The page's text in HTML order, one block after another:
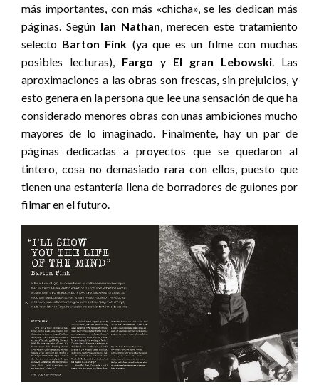
más importantes, con más «chicha», se les dedican más
páginas. Según Ian Nathan merecen este tratamiento
selecto Barton Fink (ya que es un filme con muchas
posibles lecturas), Fargo y El gran Lebowski . Las
aproximaciones a las obras son frescas, sin prejuicios, y
esto genera en la persona que lee una sensación de que ha
considerado menores obras con unas ambiciones mucho
mayores de lo imaginado. Finalmente, hay un par de
páginas dedicadas a proyectos que se quedaron al
tintero, cosa no demasiado rara con ellos, puesto que
tienen una estantería llena de borradores de guiones por
filmar en el futuro.